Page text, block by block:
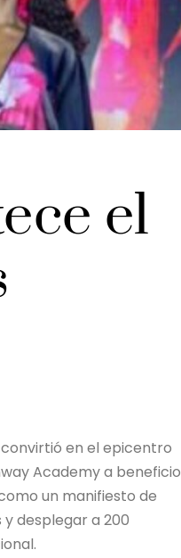
el
en el epicentro
Academy a beneficio
un manifiesto de
desplegar a 200